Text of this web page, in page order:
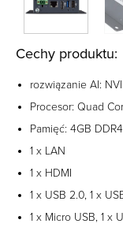
Cechy produktu:
rozwiązanie AI:
Procesor: Quad
Pamięć: 4GB
1 x LAN
1 x HDMI
1 x USB 2.0, 1 x
1 x Micro USB, 1 x